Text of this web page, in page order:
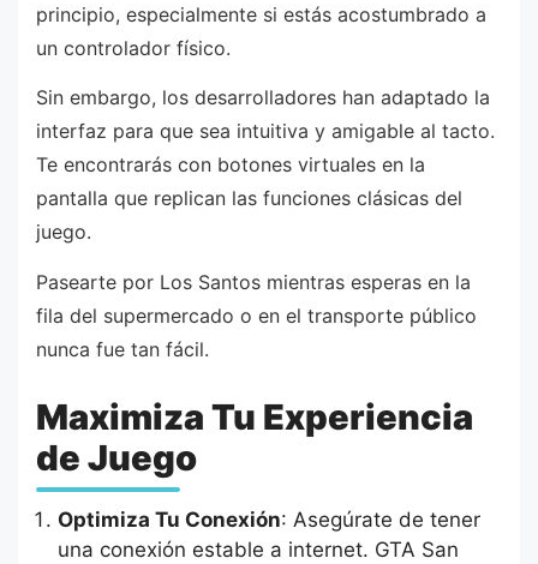
principio, especialmente si estás acostumbrado a
un controlador físico.
Sin embargo, los desarrolladores han adaptado la
interfaz para que sea intuitiva y amigable al tacto.
Te encontrarás con botones virtuales en la
pantalla que replican las funciones clásicas del
juego.
Pasearte por Los Santos mientras esperas en la
fila del supermercado o en el transporte público
nunca fue tan fácil.
Maximiza Tu Experiencia
de Juego
Optimiza Tu Conexión: Asegúrate de tener
una conexión estable a internet. GTA San